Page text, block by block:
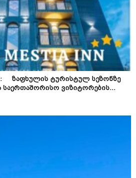
ზაფხულის ტურისტულ სეზონზე
ვიზიტორების...